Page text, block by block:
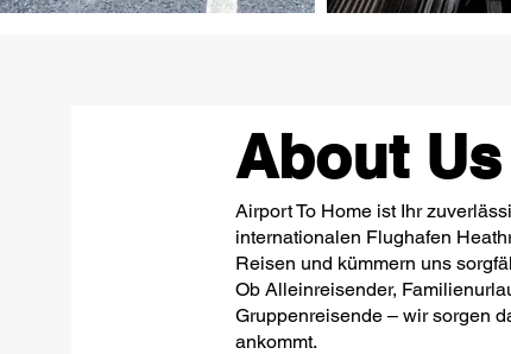
About Us
Airport To Home ist Ihr
internationalen Flughafen
Reisen und kümmern uns
Ob Alleinreisender,
Gruppenreisende – wir sorgen
ankommt.